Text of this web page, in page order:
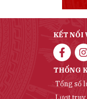
KẾT NỐI
THỐNG
Tổng số